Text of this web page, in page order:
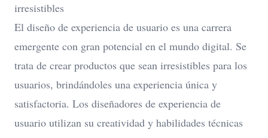
irresistibles
El diseño de experiencia de usuario es una carrera
emergente con gran potencial en el mundo digital. Se
trata de crear productos que sean irresistibles para los
usuarios, brindándoles una experiencia única y
satisfactoria. Los diseñadores de experiencia de
usuario utilizan su creatividad y habilidades técnicas